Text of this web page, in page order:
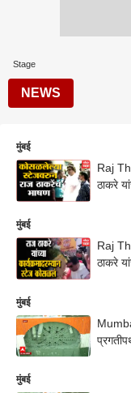
Stage
NEWS
मुंबई
Raj
ठाकरे
मुंबई
Raj
ठाकरे
मुंबई
मुंबई